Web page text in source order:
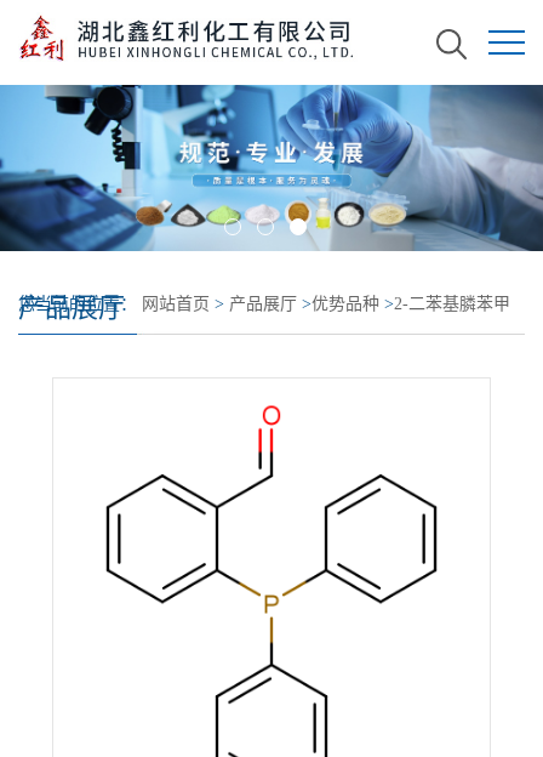
产品展厅
您当前的位置： 网站首页 > 产品展厅 >优势品种 >2-二苯基膦苯甲